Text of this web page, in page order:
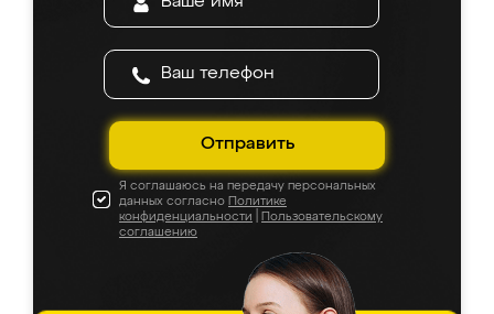
Отправить
Я соглашаюсь на передачу персональных
данных согласно Политике
конфиденциальности
Пользовательскому
соглашению